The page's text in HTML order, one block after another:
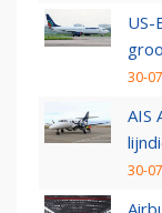
US-
30-
AIS
30-